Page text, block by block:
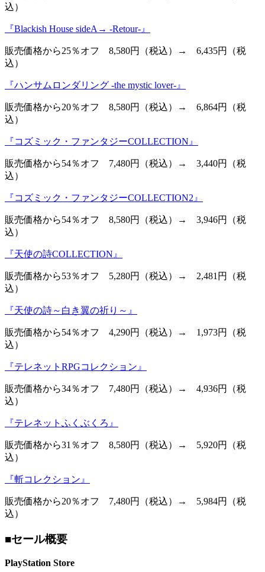
込）
『Blackish House sideA→ -Retour-』
販売価格から25％オフ 8,580円（税込）→ 6,435円（税
込）
『ハンサムロンダリング -the mystic lover-』
販売価格から20％オフ 8,580円（税込）→ 6,864円（税
込）
『コズミック・ファンタジーCOLLECTION』
販売価格から54％オフ 7,480円（税込）→ 3,440円（税
込）
『コズミック・ファンタジーCOLLECTION2』
販売価格から54％オフ 8,580円（税込）→ 3,946円（税
込）
『天使の詩COLLECTION』
販売価格から53％オフ 5,280円（税込）→ 2,481円（税
込）
『天使の詩～白き翼の祈り～』
販売価格から54％オフ 4,290円（税込）→ 1,973円（税
込）
『テレネットRPGコレクション』
販売価格から34％オフ 7,480円（税込）→ 4,936円（税
込）
『テレネットふくぶくろ』
販売価格から31％オフ 8,580円（税込）→ 5,920円（税
込）
『斬コレクション』
販売価格から20％オフ 7,480円（税込）→ 5,984円（税
込）
■セール概要
PlayStation Store